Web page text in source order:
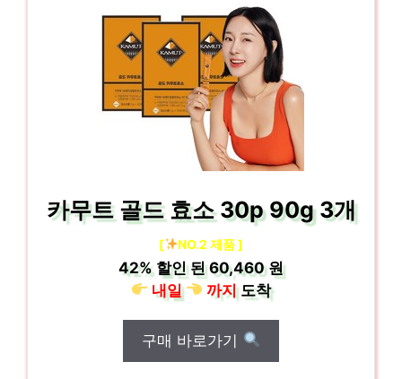
카무트 골드 효소 30p 90g 3개
[ NO.2 제품 ]
42% 할인 된60,460 원
내일
까지도착
구매 바로가기